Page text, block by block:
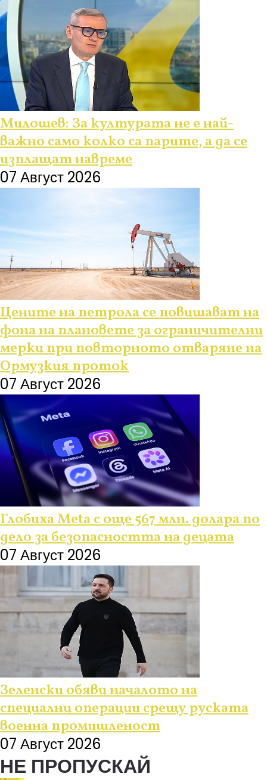
Милошев: За културата не е най-
важно само колко са парите, а да се
изплащат навреме
07 Август 2026
Цените на петрола се повишават на
фона на плановете за ограничителни
мерки при повторното отваряне на
Ормузкия проток
07 Август 2026
Глобиха Meta с още 567 млн. долара по
дело за безопасността на децата
07 Август 2026
Зеленски обяви началото на
специални операции срещу руската
военна промишленост
07 Август 2026
НЕ ПРОПУСКАЙ